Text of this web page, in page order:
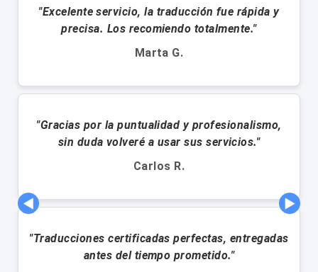
"Excelente servicio, la traducción fue rápida y
precisa. Los recomiendo totalmente."
Marta G.
"Gracias por la puntualidad y profesionalismo,
sin duda volveré a usar sus servicios."
Carlos R.
"Traducciones certificadas perfectas, entregadas
antes del tiempo prometido."
◀ ▶